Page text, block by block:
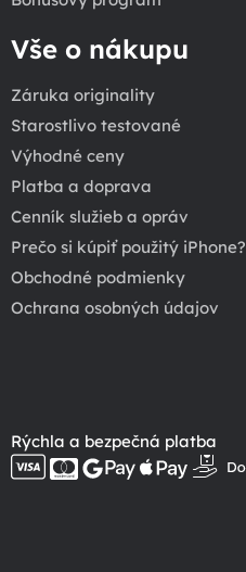
Vše o nákupu
Záruka originality
Starostlivo testované
Výhodné ceny
Platba a doprava
Cenník služieb a opráv
Prečo si kúpiť použitý iPhone?
Obchodné podmienky
Ochrana osobných údajov
Rýchla a bezpečná platba